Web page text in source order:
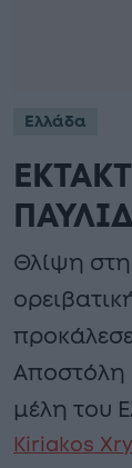
Ελλάδα
Θλίψη
Αποστόλη
μέλη του
Kiriakos